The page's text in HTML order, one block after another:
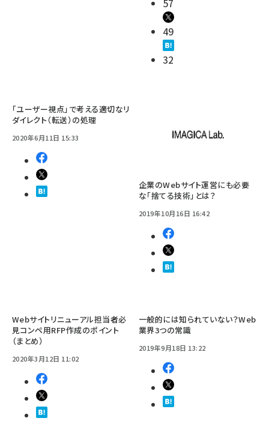
49
32
「ユーザー視点」で考える適切なリ
ダイレクト（転送）の処理
2020年6月11日 15:33
企業のWebサイト運営にも必要
な「捨てる技術」とは？
2019年10月16日 16:42
Webサイトリニューアル担当者必
見コンペ用RFP作成のポイント
（まとめ）
2020年3月12日 11:02
一般的には知られていない？Web
業界3つの常識
2019年9月18日 13:22